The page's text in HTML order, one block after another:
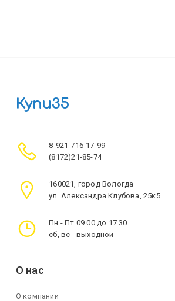
Купи35
8-921-716-17-99
(8172)21-85-74
160021, город Вологда
ул. Александра Клубова, 25к5
Пн - Пт 09.00 до 17.30
сб, вс - выходной
О нас
О компании